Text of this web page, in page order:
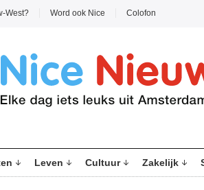
West? Word ook Nice Colofon
Leven Cultuur Zakelijk